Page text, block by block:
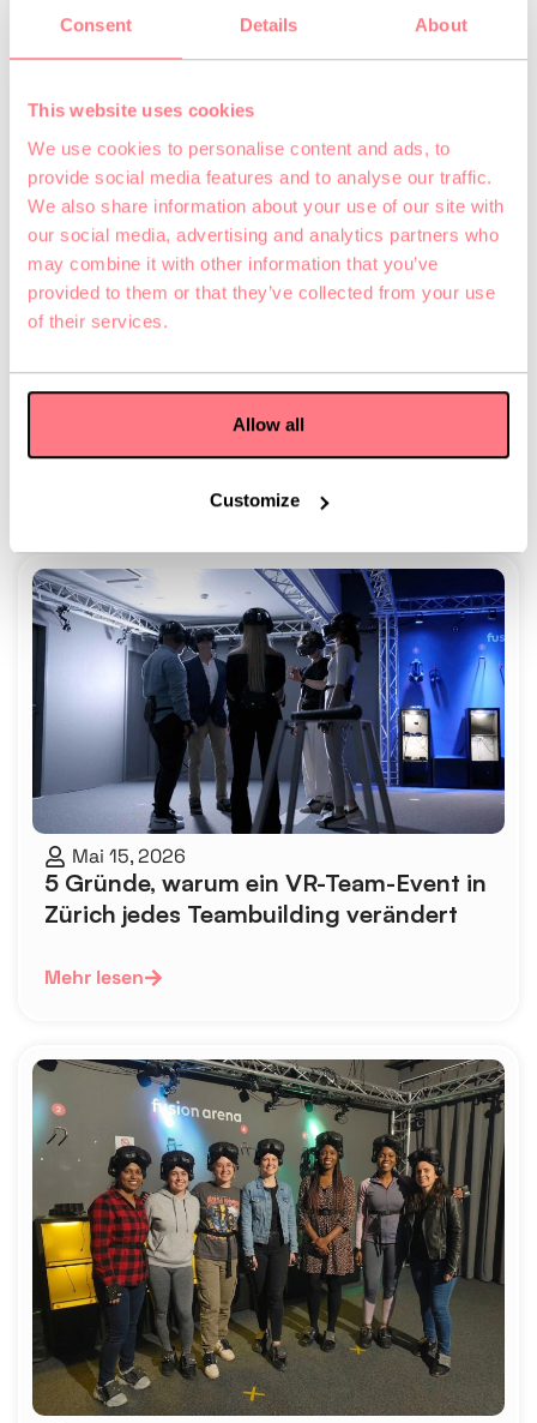
Consent Details About
This website uses cookies
We use cookies to personalise content and ads, to
provide social media features and to analyse our traffic.
We also share information about your use of our site with
our social media, advertising and analytics partners who
may combine it with other information that you’ve
provided to them or that they’ve collected from your use
of their services.
Allow all
Customize
Der 83-Jährige mit zwei kaputten
Hüften – warum Alter keine Ausrede
ist
Mai 15, 2026
5 Gründe, warum ein VR-Team-Event in
Zürich jedes Teambuilding verändert
Mehr lesen